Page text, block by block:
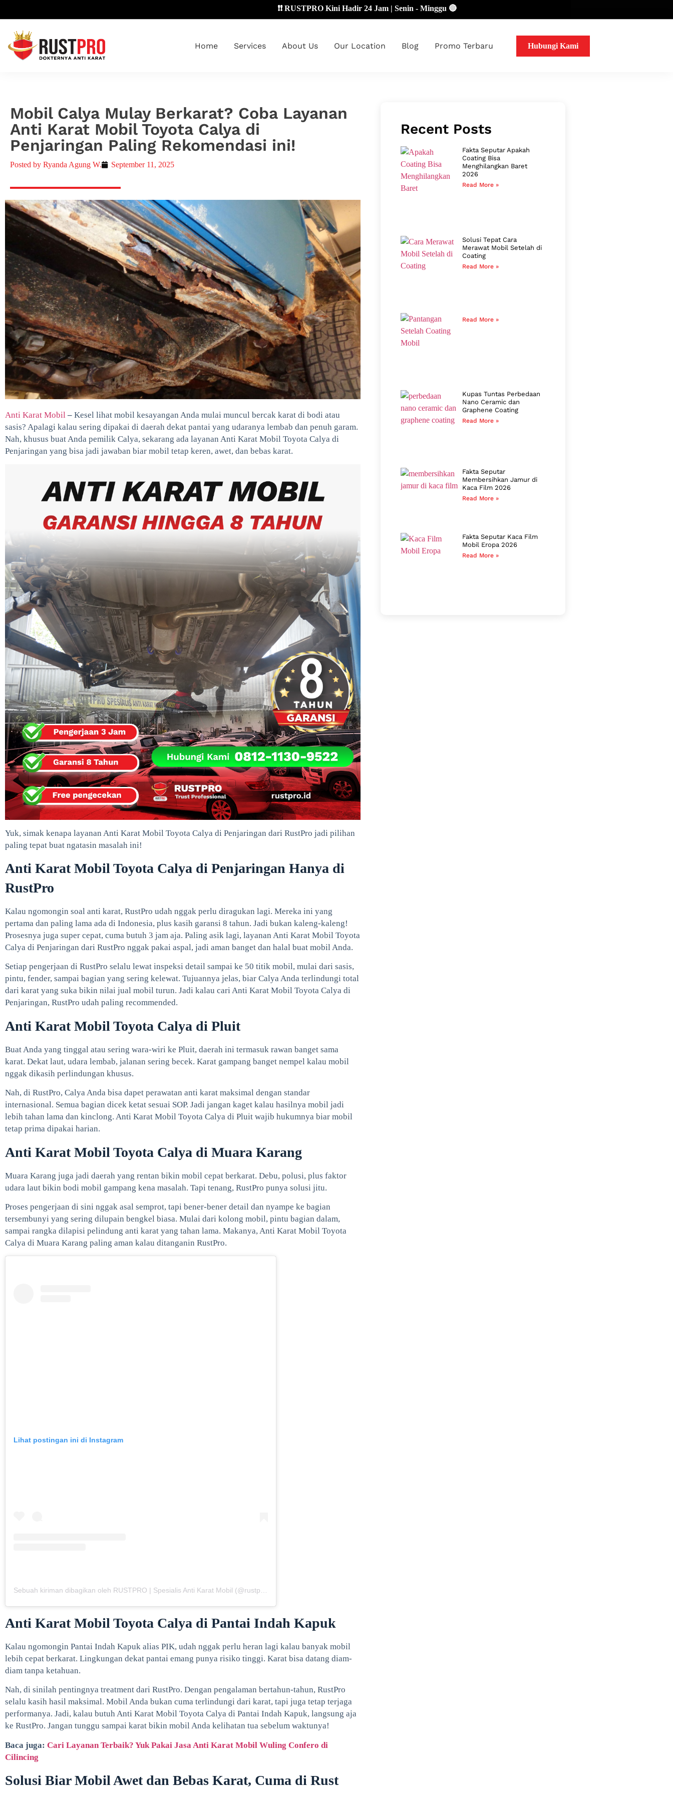
❗❗ RUSTPRO Kini Hadir 24 Jam | Senin - Minggu 🔴
Home Services About Us Our Location Blog Promo Terbaru Hubungi Kami
Mobil Calya Mulay Berkarat? Coba Layanan
Anti Karat Mobil Toyota Calya di
Penjaringan Paling Rekomendasi ini!
Posted by Ryanda Agung W. September 11, 2025
Anti Karat Mobil – Kesel lihat mobil kesayangan Anda mulai muncul bercak karat di bodi atau
sasis? Apalagi kalau sering dipakai di daerah dekat pantai yang udaranya lembab dan penuh garam.
Nah, khusus buat Anda pemilik Calya, sekarang ada layanan Anti Karat Mobil Toyota Calya di
Penjaringan yang bisa jadi jawaban biar mobil tetap keren, awet, dan bebas karat.
Yuk, simak kenapa layanan Anti Karat Mobil Toyota Calya di Penjaringan dari RustPro jadi pilihan
paling tepat buat ngatasin masalah ini!
Anti Karat Mobil Toyota Calya di Penjaringan Hanya di
RustPro
Kalau ngomongin soal anti karat, RustPro udah nggak perlu diragukan lagi. Mereka ini yang
pertama dan paling lama ada di Indonesia, plus kasih garansi 8 tahun. Jadi bukan kaleng-kaleng!
Prosesnya juga super cepat, cuma butuh 3 jam aja. Paling asik lagi, layanan Anti Karat Mobil Toyota
Calya di Penjaringan dari RustPro nggak pakai aspal, jadi aman banget dan halal buat mobil Anda.
Setiap pengerjaan di RustPro selalu lewat inspeksi detail sampai ke 50 titik mobil, mulai dari sasis,
pintu, fender, sampai bagian yang sering kelewat. Tujuannya jelas, biar Calya Anda terlindungi total
dari karat yang suka bikin nilai jual mobil turun. Jadi kalau cari Anti Karat Mobil Toyota Calya di
Penjaringan, RustPro udah paling recommended.
Anti Karat Mobil Toyota Calya di Pluit
Buat Anda yang tinggal atau sering wara-wiri ke Pluit, daerah ini termasuk rawan banget sama
karat. Dekat laut, udara lembab, jalanan sering becek. Karat gampang banget nempel kalau mobil
nggak dikasih perlindungan khusus.
Nah, di RustPro, Calya Anda bisa dapet perawatan anti karat maksimal dengan standar
internasional. Semua bagian dicek ketat sesuai SOP. Jadi jangan kaget kalau hasilnya mobil jadi
lebih tahan lama dan kinclong. Anti Karat Mobil Toyota Calya di Pluit wajib hukumnya biar mobil
tetap prima dipakai harian.
Anti Karat Mobil Toyota Calya di Muara Karang
Muara Karang juga jadi daerah yang rentan bikin mobil cepat berkarat. Debu, polusi, plus faktor
udara laut bikin bodi mobil gampang kena masalah. Tapi tenang, RustPro punya solusi jitu.
Proses pengerjaan di sini nggak asal semprot, tapi bener-bener detail dan nyampe ke bagian
tersembunyi yang sering dilupain bengkel biasa. Mulai dari kolong mobil, pintu bagian dalam,
sampai rangka dilapisi pelindung anti karat yang tahan lama. Makanya, Anti Karat Mobil Toyota
Calya di Muara Karang paling aman kalau ditanganin RustPro.
Lihat postingan ini di Instagram
Anti Karat Mobil Toyota Calya di Pantai Indah Kapuk
Kalau ngomongin Pantai Indah Kapuk alias PIK, udah nggak perlu heran lagi kalau banyak mobil
lebih cepat berkarat. Lingkungan dekat pantai emang punya risiko tinggi. Karat bisa datang diam-
diam tanpa ketahuan.
Nah, di sinilah pentingnya treatment dari RustPro. Dengan pengalaman bertahun-tahun, RustPro
selalu kasih hasil maksimal. Mobil Anda bukan cuma terlindungi dari karat, tapi juga tetap terjaga
performanya. Jadi, kalau butuh Anti Karat Mobil Toyota Calya di Pantai Indah Kapuk, langsung aja
ke RustPro. Jangan tunggu sampai karat bikin mobil Anda kelihatan tua sebelum waktunya!
Baca juga: Cari Layanan Terbaik? Yuk Pakai Jasa Anti Karat Mobil Wuling Confero di
Cilincing
Solusi Biar Mobil Awet dan Bebas Karat, Cuma di Rust
Recent Posts
Fakta Seputar Apakah
Coating Bisa
Menghilangkan Baret
2026
Read More »
Solusi Tepat Cara
Merawat Mobil Setelah di
Coating
Read More »
Read More »
Kupas Tuntas Perbedaan
Nano Ceramic dan
Graphene Coating
Read More »
Fakta Seputar
Membersihkan Jamur di
Kaca Film 2026
Read More »
Fakta Seputar Kaca Film
Mobil Eropa 2026
Read More »